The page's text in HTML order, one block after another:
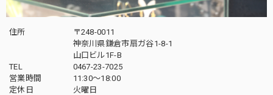
住所
〒248-0011
神奈川県鎌倉市扇ガ谷1-8-1
山口ビル1F-B
TEL
0467-23-7025
営業時間
11:30～18:00
定休日
火曜日